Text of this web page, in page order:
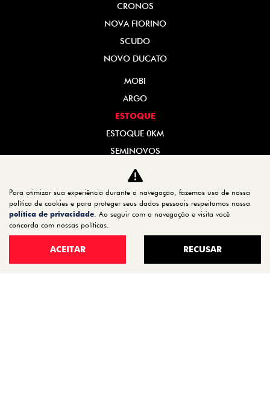
CRONOS
NOVA FIORINO
SCUDO
NOVO DUCATO
MOBI
ARGO
ESTOQUE
ESTOQUE 0KM
SEMINOVOS
OFERTAS
SERVIÇOS
REVISÃO
PEÇAS E ACESSÓRIOS
Para otimizar sua experiência durante a navegação, fazemos uso de nossa
política de cookies e para proteger seus dados pessoais respeitamos nossa
política de privacidade. Ao seguir com a navegação e visita você
concorda com nossas políticas.
ACEITAR RECUSAR